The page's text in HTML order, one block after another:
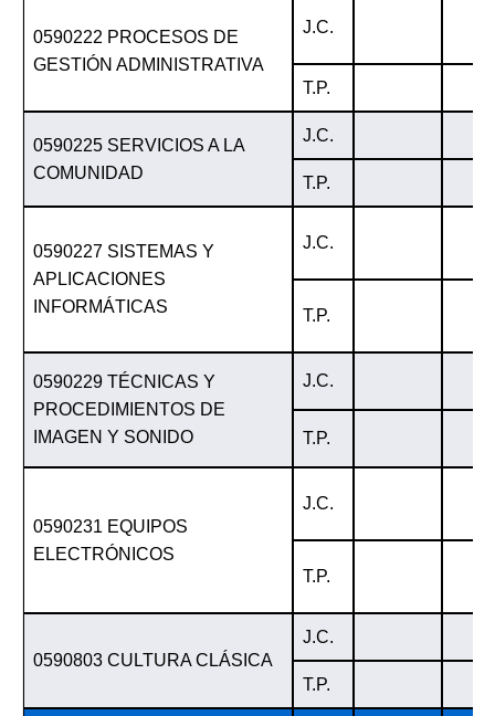
0590222 PROCESOS DE
GESTIÓN ADMINISTRATIVA
J.C.
T.P.
0590225 SERVICIOS A LA
COMUNIDAD
J.C.
T.P.
0590227 SISTEMAS Y
APLICACIONES
INFORMÁTICAS
J.C.
T.P.
0590229 TÉCNICAS Y
PROCEDIMIENTOS DE
IMAGEN Y SONIDO
J.C.
T.P.
0590231 EQUIPOS
ELECTRÓNICOS
J.C.
T.P.
0590803 CULTURA CLÁSICA
J.C.
T.P.